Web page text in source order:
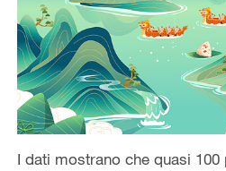
I dati mostrano che quasi